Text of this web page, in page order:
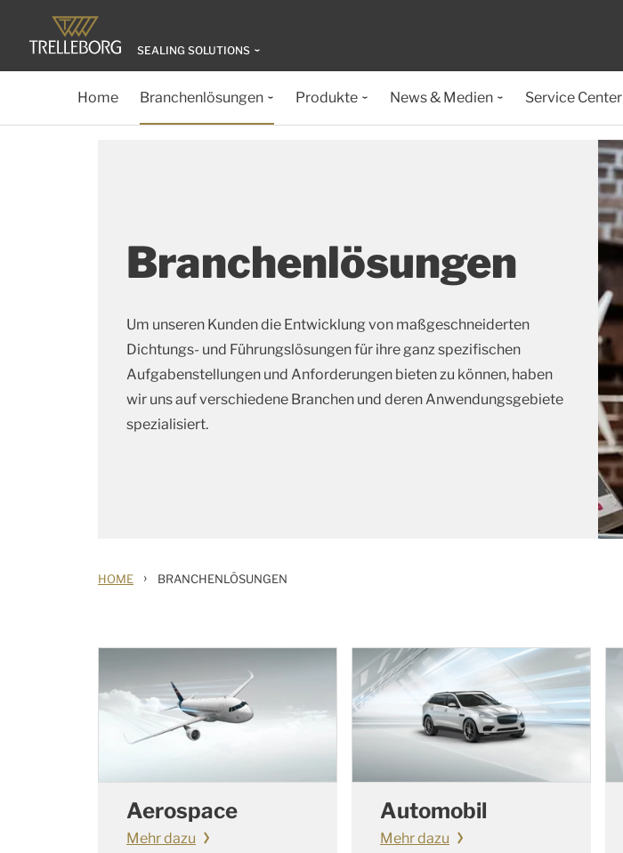
SEALING SOLUTIONS
Home Branchenlösungen Produkte News & Medien Service Center
Branchenlösungen
Um unseren Kunden die Entwicklung von maßgeschneiderten
Dichtungs- und Führungslösungen für ihre ganz spezifischen
Aufgabenstellungen und Anforderungen bieten zu können, haben
wir uns auf verschiedene Branchen und deren Anwendungsgebiete
spezialisiert.
HOME › BRANCHENLÖSUNGEN
Aerospace
Mehr dazu
Automobil
Mehr dazu